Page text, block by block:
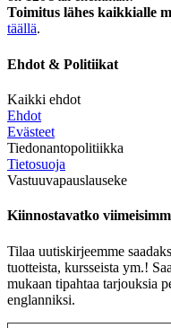
Toimitus lähes kaikkialle
täällä.
Ehdot & Politiikat
Kaikki ehdot
Ehdot
Evästeet
Tiedonantopolitiikka
Tietosuoja
Vastuuvapauslauseke
Kiinnostavatko
Tilaa uutiskirjeemme
tuotteista, kursseista ym.!
mukaan tipahtaa tarjouksia
englanniksi.